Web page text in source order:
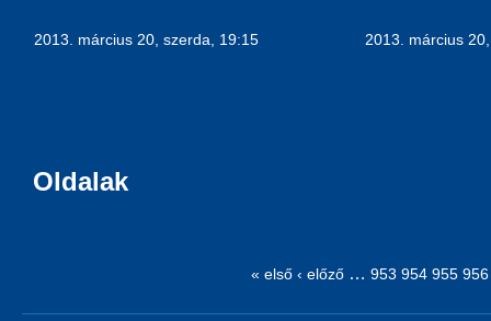
2013. március 20, szerda, 19:15 2013. március
Oldalak
« első ‹ előző … 953 954 955 956